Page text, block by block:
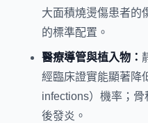
大面積燒燙傷患者的
的標準配置。
醫療導管與植入物：
經臨床證實能顯著降
infections）機率；
後發炎。